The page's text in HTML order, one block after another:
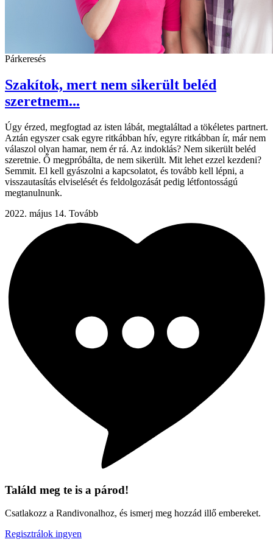
Párkeresés
Szakítok, mert nem sikerült beléd
szeretnem...
Úgy érzed, megfogtad az isten lábát, megtaláltad a tökéletes partnert.
Aztán egyszer csak egyre ritkábban hív, egyre ritkábban ír, már nem
válaszol olyan hamar, nem ér rá. Az indoklás? Nem sikerült beléd
szeretnie. Ő megpróbálta, de nem sikerült. Mit lehet ezzel kezdeni?
Semmit. El kell gyászolni a kapcsolatot, és tovább kell lépni, a
visszautasítás elviselését és feldolgozását pedig létfontosságú
megtanulnunk.
2022. május 14. Tovább
Találd meg te is a párod!
Csatlakozz a Randivonalhoz, és ismerj meg hozzád illő embereket.
Regisztrálok ingyen